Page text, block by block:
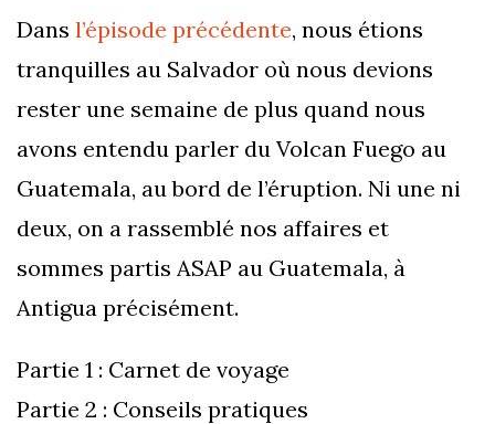
Dans l’épisode précédente, nous étions
tranquilles au Salvador où nous devions
rester une semaine de plus quand nous
avons entendu parler du Volcan Fuego au
Guatemala, au bord de l’éruption. Ni une ni
deux, on a rassemblé nos affaires et
sommes partis ASAP au Guatemala, à
Antigua précisément.
Partie 1 : Carnet de voyage
Partie 2 : Conseils pratiques